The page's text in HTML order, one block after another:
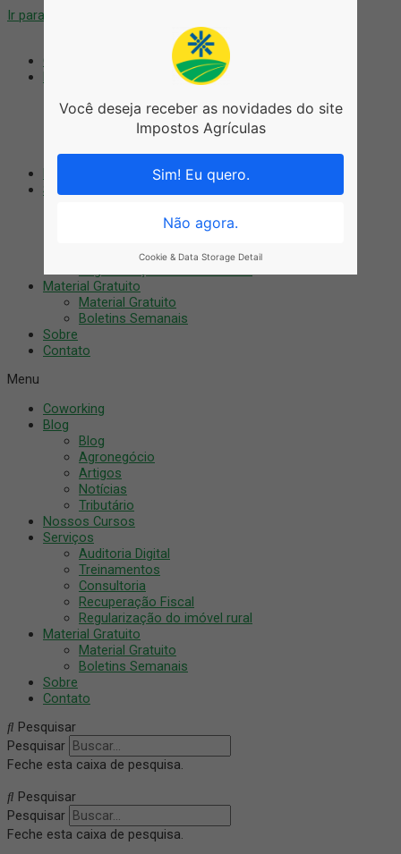
Ir para o conteúdo
Agronegócio
Tributário
Serviços
Recuperação Fiscal
Material Gratuito
Material Gratuito
Boletins Semanais
Sobre
Contato
Menu
Coworking
Blog
Blog
Agronegócio
Artigos
Notícias
Tributário
Nossos Cursos
Serviços
Auditoria Digital
Treinamentos
Consultoria
Recuperação Fiscal
Regularização do imóvel rural
Material Gratuito
Material Gratuito
Boletins Semanais
Sobre
Contato
Pesquisar
Pesquisar
Feche esta caixa de pesquisa.
Pesquisar
Pesquisar
Feche esta caixa de pesquisa.
Você deseja receber as novidades do site
Impostos Agrículas
Sim! Eu quero.
Não agora.
Cookie & Data Storage Detail